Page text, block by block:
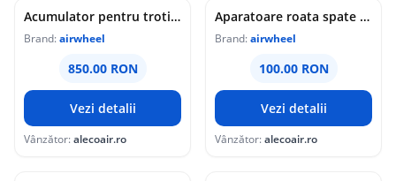
Acumulator pentru trotineta electrica Z3S 192 8 Wh
Brand:airwheel
850.00 RON
Vezi detalii
Vânzător:alecoair.ro
Aparatoare roata spate pentru trotineta electrica Airwheel Z3 / Z3T
Brand:airwheel
100.00 RON
Vezi detalii
Vânzător:alecoair.ro